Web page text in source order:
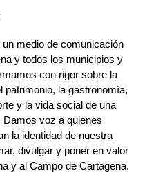
medio de comunicación
y todos los municipios y
con rigor sobre la
patrimonio, la gastronomía,
y la vida social de una
Damos voz a quienes
la identidad de nuestra
divulgar y poner en valor
y al Campo de Cartagena.